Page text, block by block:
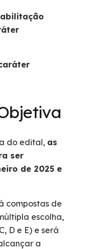
do edital, as
ser
de 2025 e
compostas de
escolha,
D e E) e será
a